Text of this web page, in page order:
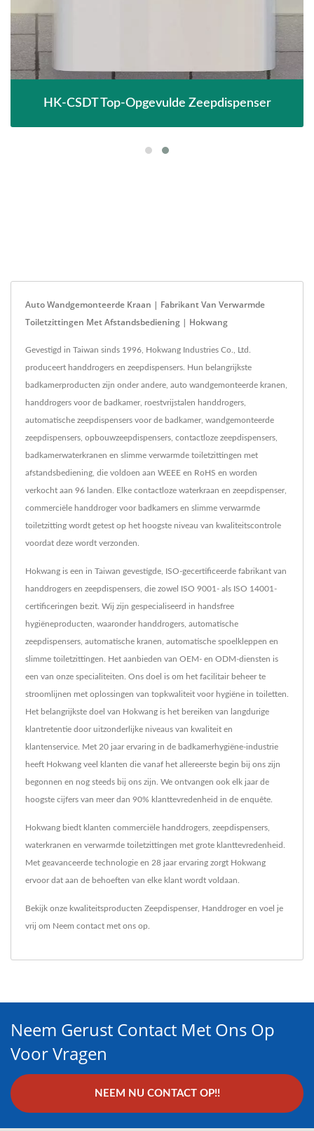
HK-CSDT Top-Opgevulde Zeepdispenser
Auto Wandgemonteerde Kraan | Fabrikant Van Verwarmde
Toiletzittingen Met Afstandsbediening | Hokwang
Gevestigd in Taiwan sinds 1996, Hokwang Industries Co., Ltd.
produceert handdrogers en zeepdispensers. Hun belangrijkste
badkamerproducten zijn onder andere, auto wandgemonteerde kranen,
handdrogers voor de badkamer, roestvrijstalen handdrogers,
automatische zeepdispensers voor de badkamer, wandgemonteerde
zeepdispensers, opbouwzeepdispensers, contactloze zeepdispensers,
badkamerwaterkranen en slimme verwarmde toiletzittingen met
afstandsbediening, die voldoen aan WEEE en RoHS en worden
verkocht aan 96 landen. Elke contactloze waterkraan en zeepdispenser,
commerciële handdroger voor badkamers en slimme verwarmde
toiletzitting wordt getest op het hoogste niveau van kwaliteitscontrole
voordat deze wordt verzonden.
Hokwang is een in Taiwan gevestigde, ISO-gecertificeerde fabrikant van
handdrogers en zeepdispensers, die zowel ISO 9001- als ISO 14001-
certificeringen bezit. Wij zijn gespecialiseerd in handsfree
hygiëneproducten, waaronder handdrogers, automatische
zeepdispensers, automatische kranen, automatische spoelkleppen en
slimme toiletzittingen. Het aanbieden van OEM- en ODM-diensten is
een van onze specialiteiten. Ons doel is om het facilitair beheer te
stroomlijnen met oplossingen van topkwaliteit voor hygiëne in toiletten.
Het belangrijkste doel van Hokwang is het bereiken van langdurige
klantretentie door uitzonderlijke niveaus van kwaliteit en
klantenservice. Met 20 jaar ervaring in de badkamerhygiëne-industrie
heeft Hokwang veel klanten die vanaf het allereerste begin bij ons zijn
begonnen en nog steeds bij ons zijn. We ontvangen ook elk jaar de
hoogste cijfers van meer dan 90% klanttevredenheid in de enquête.
Hokwang biedt klanten commerciële handdrogers, zeepdispensers,
waterkranen en verwarmde toiletzittingen met grote klanttevredenheid.
Met geavanceerde technologie en 28 jaar ervaring zorgt Hokwang
ervoor dat aan de behoeften van elke klant wordt voldaan.
Bekijk onze kwaliteitsproducten Zeepdispenser, Handdrogeren voel je
vrij om Neem contact met ons op
Neem Gerust Contact Met Ons Op
Voor Vragen
NEEM NU CONTACT OP!!